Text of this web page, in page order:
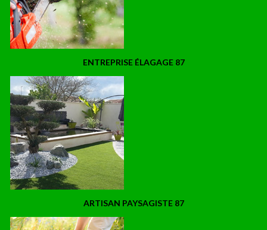
ENTREPRISE ÉLAGAGE 87
ARTISAN PAYSAGISTE 87